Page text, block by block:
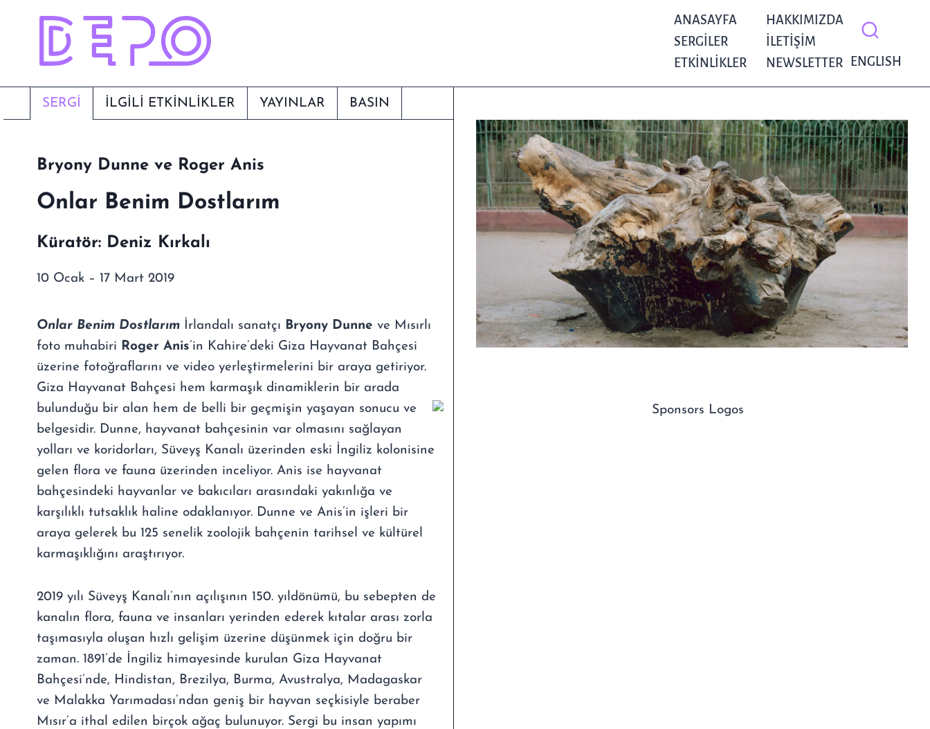
ANASAYFA
SERGILER
ETKINLIKLER
HAKKIMIZDA
İLETIŞIM
NEWSLETTER
ENGLISH
SERGI İLGİLİ ETKİNLİKLER YAYINLAR BASIN
Bryony Dunne ve Roger Anis
Onlar Benim Dostlarım
Küratör: Deniz Kırkalı
10 Ocak – 17 Mart 2019
Onlar Benim Dostlarım İrlandalı sanatçı Bryony Dunne ve Mısırlı
foto muhabiri Roger Anis’in Kahire’deki Giza Hayvanat Bahçesi
üzerine fotoğraflarını ve video yerleştirmelerini bir araya getiriyor.
Giza Hayvanat Bahçesi hem karmaşık dinamiklerin bir arada
bulunduğu bir alan hem de belli bir geçmişin yaşayan sonucu ve
belgesidir. Dunne, hayvanat bahçesinin var olmasını sağlayan
yolları ve koridorları, Süveyş Kanalı üzerinden eski İngiliz kolonisine
gelen flora ve fauna üzerinden inceliyor. Anis ise hayvanat
bahçesindeki hayvanlar ve bakıcıları arasındaki yakınlığa ve
karşılıklı tutsaklık haline odaklanıyor. Dunne ve Anis’in işleri bir
araya gelerek bu 125 senelik zoolojik bahçenin tarihsel ve kültürel
karmaşıklığını araştırıyor.
2019 yılı Süveyş Kanalı’nın açılışının 150. yıldönümü, bu sebepten de
kanalın flora, fauna ve insanları yerinden ederek kıtalar arası zorla
taşımasıyla oluşan hızlı gelişim üzerine düşünmek için doğru bir
zaman. 1891’de İngiliz himayesinde kurulan Giza Hayvanat
Bahçesi’nde, Hindistan, Brezilya, Burma, Avustralya, Madagaskar
ve Malakka Yarımadası’ndan geniş bir hayvan seçkisiyle beraber
Mısır’a ithal edilen birçok ağaç bulunuyor. Sergi bu insan yapımı